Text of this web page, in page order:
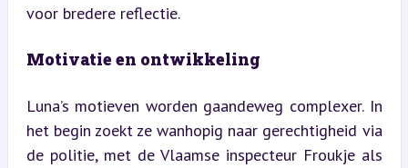
voor bredere reflectie.
Motivatie en ontwikkeling
Luna’s motieven worden gaandeweg complexer. In
het begin zoekt ze wanhopig naar gerechtigheid via
de politie, met de Vlaamse inspecteur Froukje als